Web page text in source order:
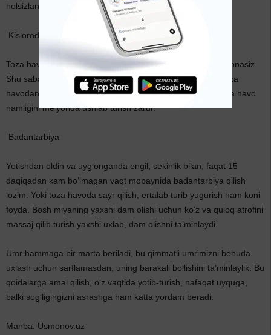
holsizlantiradi.
Kislorodga to‘yish
Toza havoda yoki tashqarida uxlasangiz uyquga to‘yib uyg‘onasiz.
Shu sabab, uyquga to‘yishning asosiy omillaridan, bu — toza
havodan nafas olish hisoblanadi. Uyda esa xona harorati va havo
namligini me’yorida ushlab turish zarur.
Badantarbiya
Yotishdan oldin va uyg‘onganda engil, sekinlik bilan, faqat 15
daqiqadan kam bo‘lmagan vaqt mobaynida badantarbiya qilish
lozim. Yoki toza havoda sayr qilish, ertalab turib yugurish ham koni
foyda. Bosh miyaning yaxshi dam olishi uchun ko‘z va quloq atrofini
massaj qilib turish yaxshi uxlab, dam olishni ta’minlaydi.
Umr hammaga bir marta beriladi, bu qimmatli umrimizni behuda
uxlash uchun sarflamasdan, uning barakali bo‘lishini ta’minlaylik. Bu
qoidalarga amal qilish, o‘z vaqtida yotib-turish, nafaqat uyquga,
balki sog‘ligingizni asrashga ham katta yordam beradi.
Manba: Usmonov.uz